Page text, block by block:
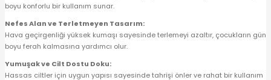
boyu konforlu bir kullanım sunar.
Nefes Alan ve Terletmeyen Tasarım:
Hava geçirgenliği yüksek kumaşı sayesinde terlemeyi azaltır, çocukların gün
boyu ferah kalmasına yardımcı olur.
Yumuşak ve Cilt Dostu Doku:
Hassas ciltler için uygun yapısı sayesinde tahrişi önler ve rahat bir kullanım